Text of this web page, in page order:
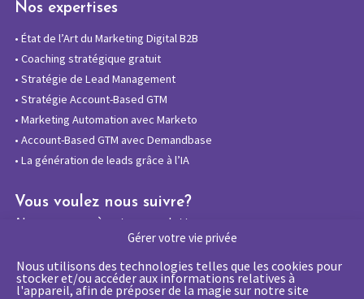
Gérer votre vie privée
Nous utilisons des technologies telles que les cookies pour
stocker et/ou accéder aux informations relatives à
l'appareil, afin de préposer de la magie sur notre site
Nos expertises
• État de l’Art du Marketing Digital B2B
• Coaching stratégique gratuit
• Stratégie de Lead Management
• Stratégie Account-Based GTM
• Marketing Automation avec Marketo
• Account-Based GTM avec Demandbase
• La génération de leads grâce à l’IA
Vous voulez nous suivre?
Abonnez-vous à notre newsletter